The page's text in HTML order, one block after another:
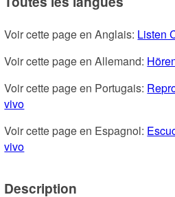
Voir cette page en Anglais: Listen
Voir cette page en Allemand:
Voir cette page en Portugais:
vivo
Voir cette page en Espagnol:
vivo
Description